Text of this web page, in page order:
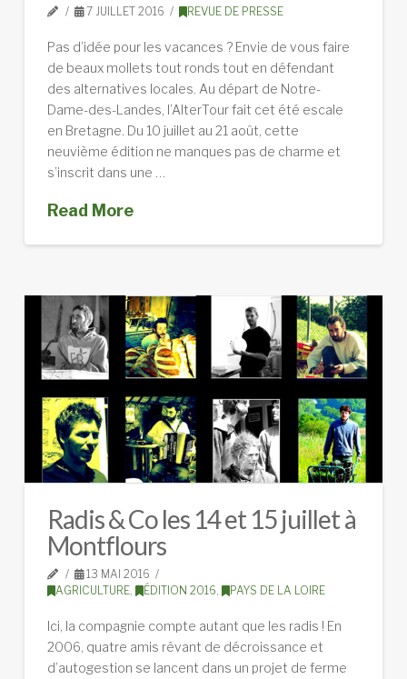
7 JUILLET 2016 REVUE DE PRESSE
Pas d’idée pour les vacances ? Envie de vous faire
de beaux mollets tout ronds tout en défendant
des alternatives locales. Au départ de Notre-
Dame-des-Landes, l’AlterTour fait cet été escale
en Bretagne. Du 10 juillet au 21 août, cette
neuvième édition ne manques pas de charme et
s’inscrit dans une …
Read More
Radis & Co les 14 et 15 juillet à
Montflours
13 MAI 2016
AGRICULTURE, ÉDITION 2016, PAYS DE LA LOIRE
Ici, la compagnie compte autant que les radis ! En
2006, quatre amis rêvant de décroissance et
d’autogestion se lancent dans un projet de ferme